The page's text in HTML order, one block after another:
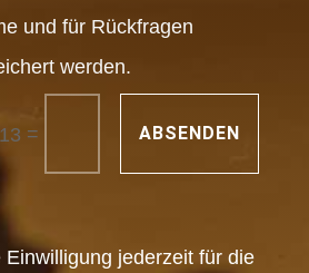
und für Rückfragen
werden.
= ABSENDEN
Einwilligung jederzeit für die